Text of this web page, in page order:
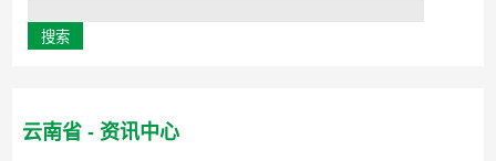
云南省 - 资讯中心